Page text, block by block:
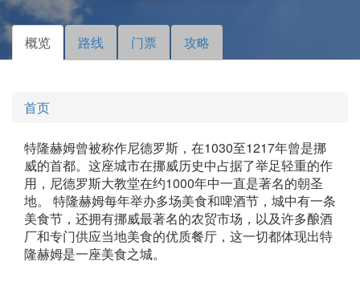
主标签
概览
动标
路线 门票 攻略
首页
特隆赫姆曾被称作尼德罗斯，在1030至1217年曾是挪
威的首都。这座城市在挪威历史中占据了举足轻重的作
用，尼德罗斯大教堂在约1000年中一直是著名的朝圣
地。 特隆赫姆每年举办多场美食和啤酒节，城中有一条
美食节，还拥有挪威最著名的农贸市场，以及许多酿酒
厂和专门供应当地美食的优质餐厅，这一切都体现出特
隆赫姆是一座美食之城。